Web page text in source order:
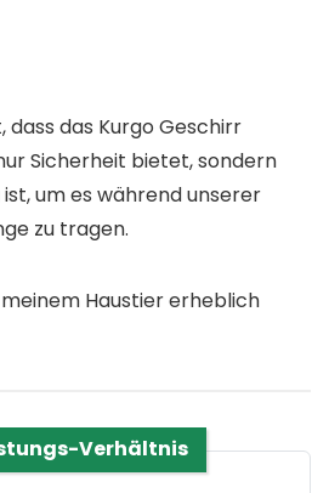
das Kurgo Geschirr
Sicherheit bietet, sondern
um es während unserer
zu tragen.
Haustier erheblich
Verhältnis